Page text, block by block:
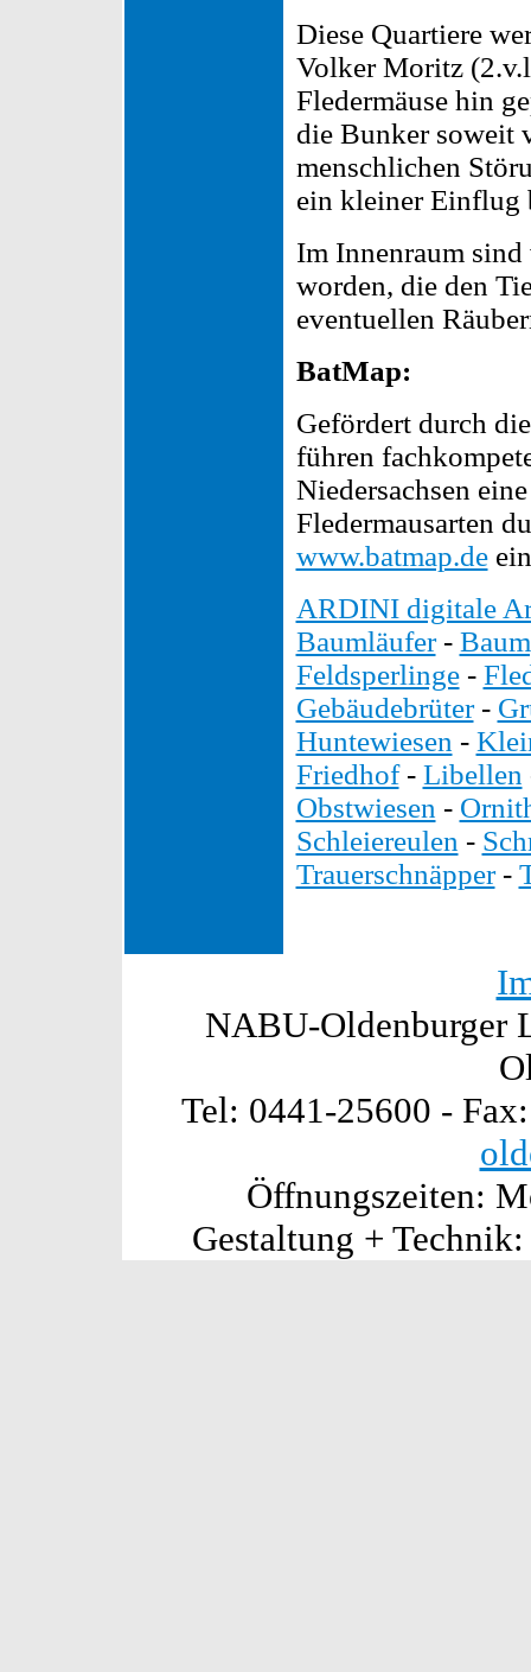
Diese Quartiere
Volker Moritz
Fledermäuse hin
die Bunker soweit
menschlichen
ein kleiner Einflug
Im Innenraum sind
worden, die den
eventuellen
BatMap:
Gefördert durch
führen
Niedersachsen
Fledermausarten
www.batmap.de
ARDINI digitale
Baumläufer-
Feldsperlinge-
Gebäudebrüter-
Huntewiesen -
Friedhof- Libellen
Obstwiesen -
Schleiereulen -
Trauerschnäpper-
NABU-Oldenburger
Tel: 0441-25600 -
Öffnungszeiten:
Gestaltung +